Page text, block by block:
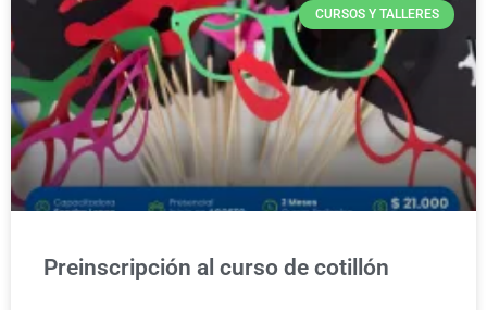
CURSOS Y TALLERES
Preinscripción al curso de cotillón